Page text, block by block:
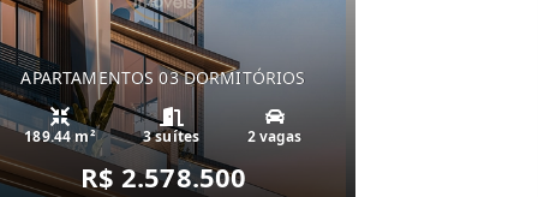
APARTAMENTOS 03 DORMITÓRIOS
189.44 m² 3 suítes 2 vagas
R$ 2.578.500